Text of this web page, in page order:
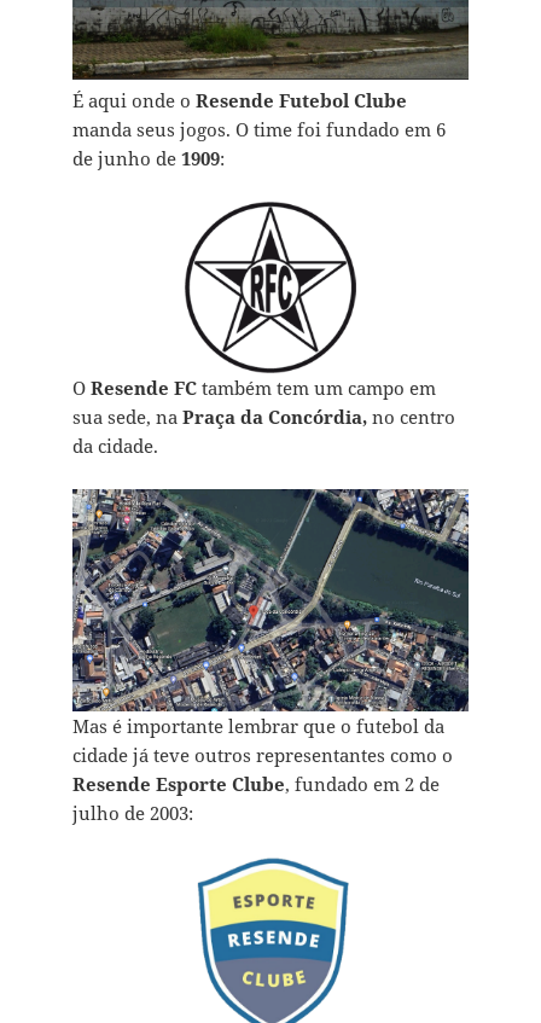
É aqui onde o Resende Futebol Clube
manda seus jogos. O time foi fundado em 6
de junho de 1909:
O Resende FCtambém tem um campo em
sua sede, na Praça da Concórdia, no centro
da cidade.
Mas é importante lembrar que o futebol da
cidade já teve outros representantes como o
Resende Esporte Clube, fundado em 2 de
julho de 2003: